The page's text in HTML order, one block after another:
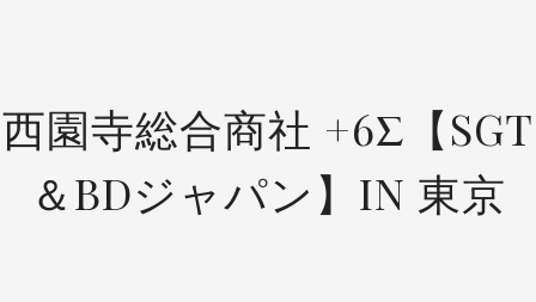
西園寺総合商社 +6Σ【SGT
＆BDジャパン】IN 東京